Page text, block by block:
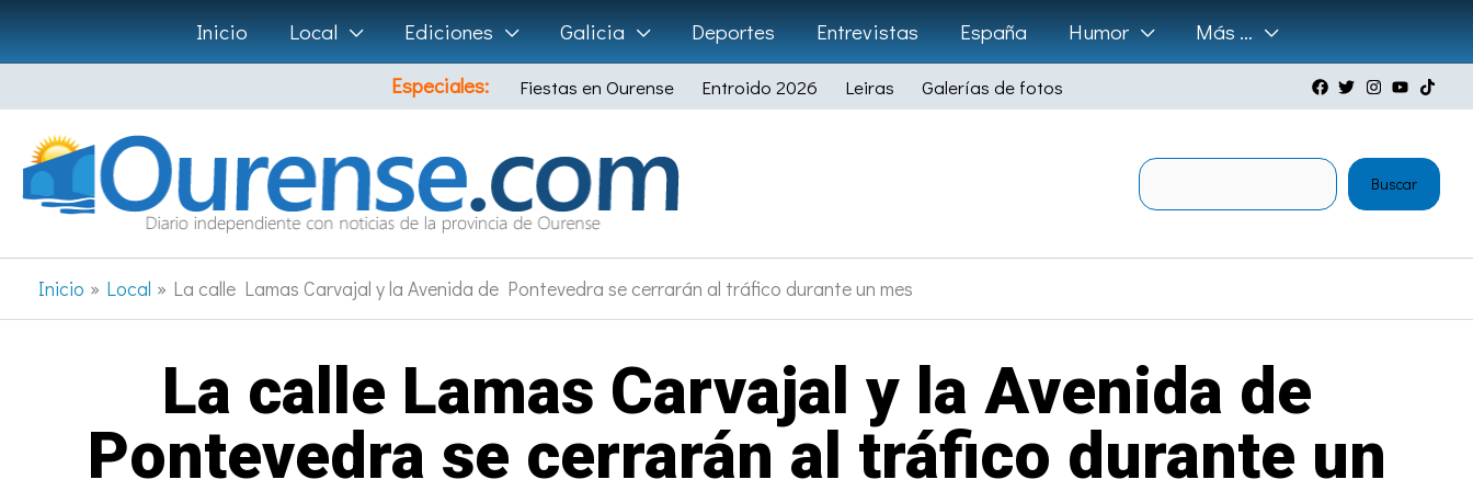
Ir
al
contenido
Inicio Local Ediciones Galicia Deportes Entrevistas España Humor
Más …
Especiales:
Fiestas en Ourense Entroido 2026 Leiras Galerías de fotos
Buscar
Inicio Local La calle Lamas Carvajal y la Avenida de Pontevedra se cerrarán al tráfico durante un mes
La calle Lamas Carvajal y la Avenida de
Pontevedra se cerrarán al tráfico durante un